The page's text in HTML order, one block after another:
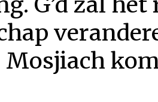
Mosjiach